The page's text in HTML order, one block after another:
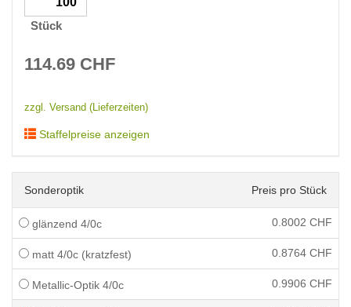
Stück
114.69 CHF
zzgl. Versand (Lieferzeiten)
Staffelpreise anzeigen
Sonderoptik Preis pro Stück
glänzend 4/0c 0.8002 CHF
matt 4/0c (kratzfest) 0.8764 CHF
Metallic-Optik 4/0c 0.9906 CHF